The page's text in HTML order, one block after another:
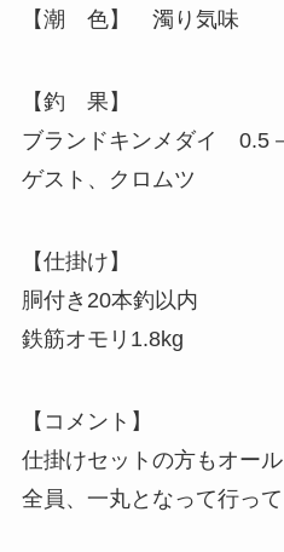
【潮 色】 濁り気味
【釣 果】
ブランドキンメダイ 0.5
ゲスト、クロムツ
【仕掛け】
胴付き20本釣以内
鉄筋オモリ1.8kg
【コメント】
仕掛けセットの方もオー
全員、一丸となって行っ